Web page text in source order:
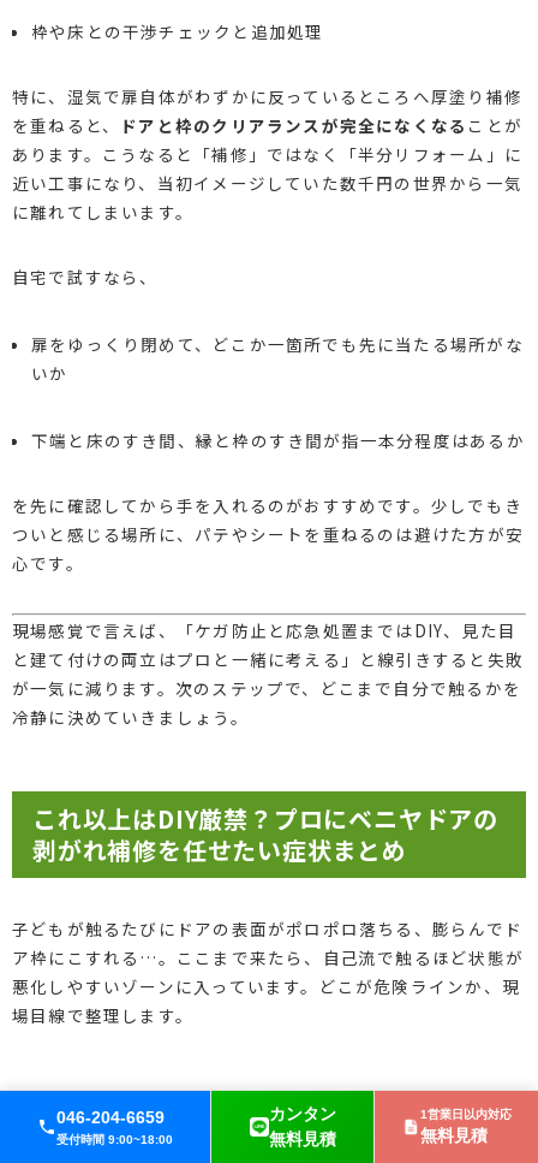
046-204-6659
受付時間 9:00~18:00
カンタン
無料見積
1営業日以内対応
無料見積
枠や床との干渉チェックと追加処理
特に、湿気で扉自体がわずかに反っているところへ厚塗り補修
を重ねると、
ドアと枠のクリアランスが完全になくなる ことが
あります。こうなると「補修」ではなく「半分リフォーム」に
近い工事になり、当初イメージしていた数千円の世界から一気
に離れてしまいます。
自宅で試すなら、
扉をゆっくり閉めて、どこか一箇所でも先に当たる場所がな
いか
下端と床のすき間、縁と枠のすき間が指一本分程度はあるか
を先に確認してから手を入れるのがおすすめです。少しでもき
ついと感じる場所に、パテやシートを重ねるのは避けた方が安
心です。
現場感覚で言えば、「ケガ防止と応急処置まではDIY、見た目
と建て付けの両立はプロと一緒に考える」と線引きすると失敗
が一気に減ります。次のステップで、どこまで自分で触るかを
冷静に決めていきましょう。
これ以上はDIY厳禁？プロにベニヤドアの
剥がれ補修を任せたい症状まとめ
子どもが触るたびにドアの表面がポロポロ落ちる、膨らんでド
ア枠にこすれる…。ここまで来たら、自己流で触るほど状態が
悪化しやすいゾーンに入っています。どこが危険ラインか、現
場目線で整理します。
芯材が見える・全体が膨張…プロが勧めるベニヤドア
の剥がれ補修対応例